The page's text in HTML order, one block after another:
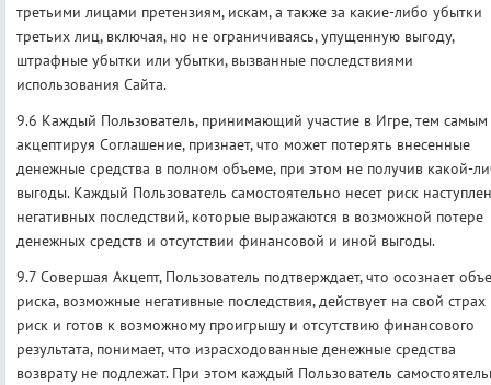
третьими лицами претензиям, искам, а также за какие-либо убытки
третьих лиц, включая, но не ограничиваясь, упущенную выгоду,
штрафные убытки или убытки, вызванные последствиями
использования Сайта.
9.6 Каждый Пользователь, принимающий участие в Игре, тем самым
акцептируя Соглашение, признает, что может потерять внесенные
денежные средства в полном объеме, при этом не получив какой-
выгоды. Каждый Пользователь самостоятельно несет риск
негативных последствий, которые выражаются в возможной потере
денежных средств и отсутствии финансовой и иной выгоды.
9.7 Совершая Акцепт, Пользователь подтверждает, что осознает
риска, возможные негативные последствия, действует на свой страх
риск и готов к возможному проигрышу и отсутствию финансового
результата, понимает, что израсходованные денежные средства
возврату не подлежат. При этом каждый Пользователь